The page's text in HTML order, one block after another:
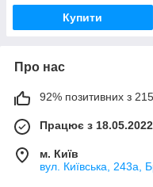
Купити
Про нас
92% позитивних з 215
Працює з 18.05.2022
м. Київ
вул. Київська, 243а,